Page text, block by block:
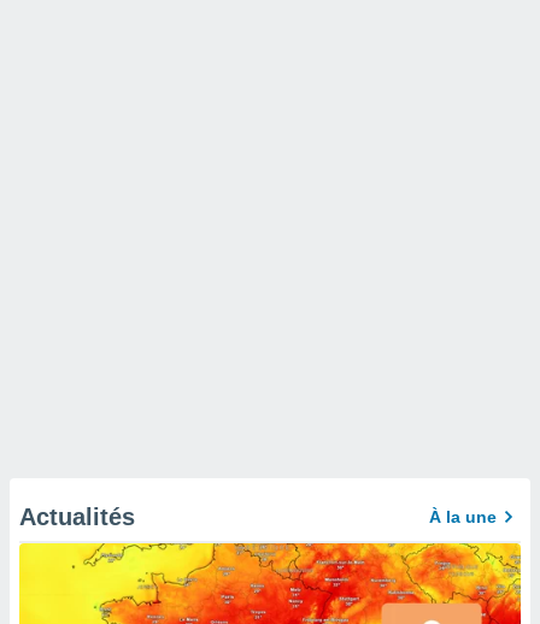
Actualités À la une